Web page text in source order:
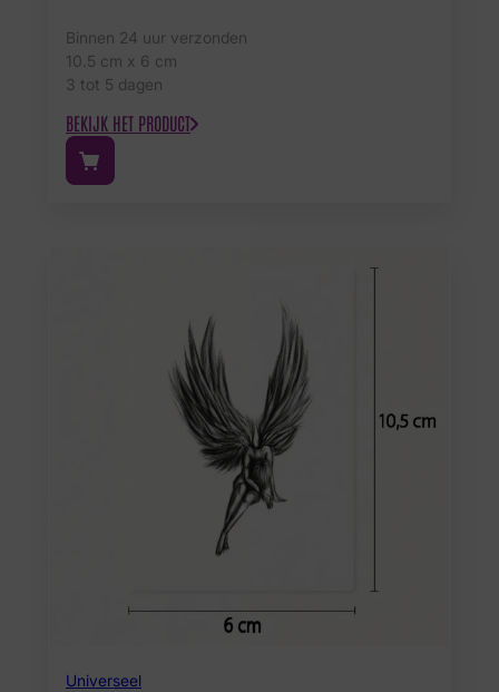
Binnen 24 uur verzonden
10.5 cm x 6 cm
3 tot 5 dagen
BEKIJK HET PRODUCT
Universeel